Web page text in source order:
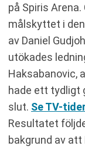
på Spiris
målskyttet i
av Daniel
utökades
Haksabanovic,
hade ett tydligt
slut. Se TV-
Resultatet
bakgrund av